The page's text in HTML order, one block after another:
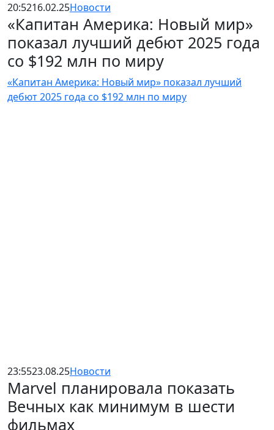
20:5216.02.25Новости
«Капитан Америка: Новый мир»
показал лучший дебют 2025 года
со $192 млн по миру
«Капитан Америка: Новый мир» показал лучший
дебют 2025 года со $192 млн по миру
23:5523.08.25Новости
Marvel планировала показать
Вечных как минимум в шести
фильмах